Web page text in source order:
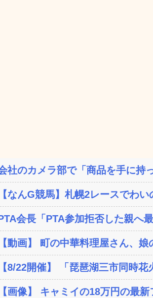
社のカメラ部で「商品を手に持
なんG競馬】札幌2レースでわ
会長「PTA参加拒否した親へ
動画】 町の中華料理屋さん、
8/22開催】 「琵琶湖三市同時
画像】 キャミイの18万円の最